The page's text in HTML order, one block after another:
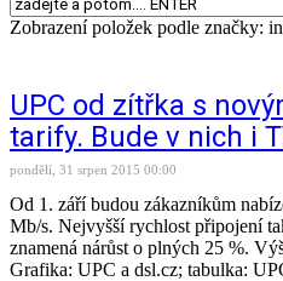
Zobrazení položek podle značky:
UPC od zítřka s
tarify. Bude v nich i
pondělí, 31 srpen 2015 00:00
Od 1. září budou zákazníkům
Mb/s. Nejvyšší rychlost připojení
znamená nárůst o plných 25 %.
Grafika: UPC a dsl.cz; tabulka: